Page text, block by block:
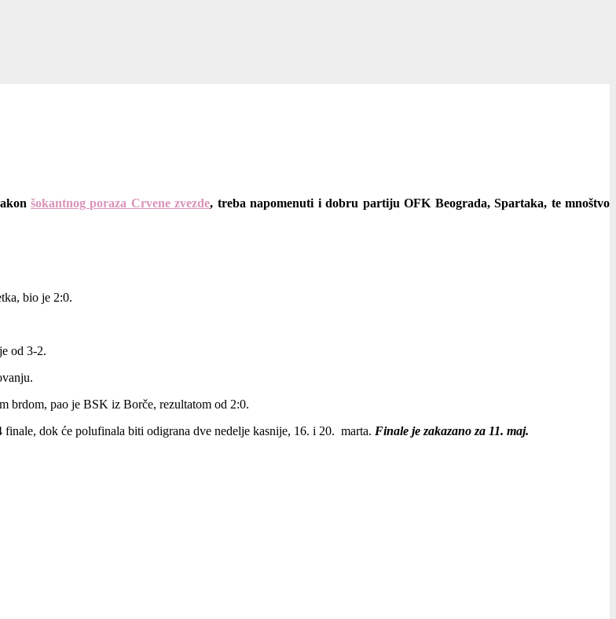
šokantnog poraza Crvene zvezde, treba napomenuti i dobru partiju OFK Beograda, Spartaka, te mnoštvo
bio je 2:0.
od 3-2.
brdom, pao je BSK iz Borče, rezultatom od 2:0.
finale, dok će polufinala biti odigrana dve nedelje kasnije, 16. i 20. marta. Finale je zakazano za 11. maj.